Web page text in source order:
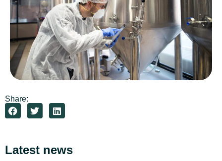
Share:
Latest news